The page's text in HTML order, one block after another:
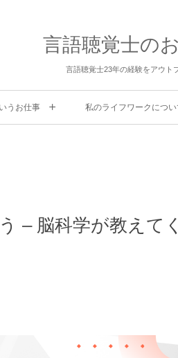
言語聴覚士の
言語聴覚士23年の経験をアウト
うお仕事 私のライフワークについ
– 脳科学が教えて